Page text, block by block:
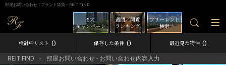
部屋お問い合わせ | ブランド賃貸－REIT FIND
フリーレント
検索
週間／閲覧
ランキング
5大
キャンペーン
検討中リスト 0 保存した条件 0 最近見た物件 0
REIT FIND 部屋お問い合わせ - お問い合わせ内容入力